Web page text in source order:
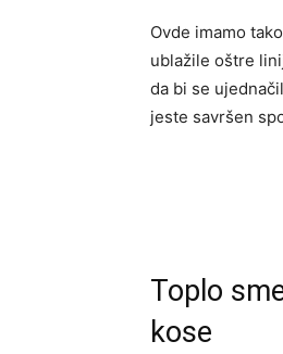
Ovde imamo
ublažile oštre
da bi se
jeste savršen
Toplo
kose